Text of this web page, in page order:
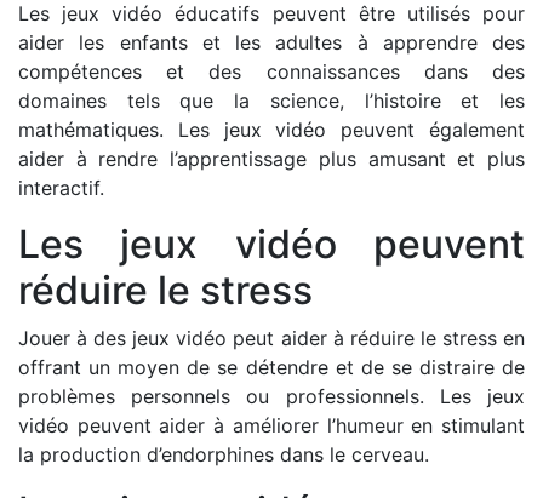
Les jeux vidéo éducatifs peuvent être utilisés pour
aider les enfants et les adultes à apprendre des
compétences et des connaissances dans des
domaines tels que la science, l’histoire et les
mathématiques. Les jeux vidéo peuvent également
aider à rendre l’apprentissage plus amusant et plus
interactif.
Les jeux vidéo peuvent
réduire le stress
Jouer à des jeux vidéo peut aider à réduire le stress en
offrant un moyen de se détendre et de se distraire de
problèmes personnels ou professionnels. Les jeux
vidéo peuvent aider à améliorer l’humeur en stimulant
la production d’endorphines dans le cerveau.